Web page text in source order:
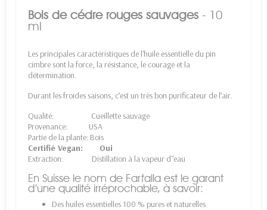
Bois de cédre rouges sauvages - 10
ml
Les principales caractéristiques de l'huile essentielle du pin
cimbre sont la force, la résistance, le courage et la
détermination.
Durant les froides saisons, c’est un très bon purificateur de l’air.
Qualité: Cueillette sauvage
Provenance: USA
Partie de la plante: Bois
Certifié Vegan: Oui
Extraction: Distillation à la vapeur d"eau
En Suisse le nom de Farfalla est le garant
d’une qualité irréprochable, à savoir:
Des huiles essentielles 100 % pures et naturelles